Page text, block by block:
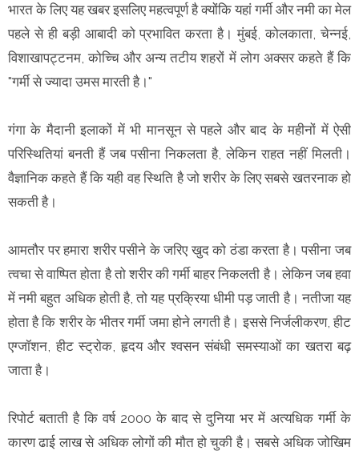
भारत के लिए यह खबर इसलिए महत्वपूर्ण है क्योंकि यहां गर्मी और नमी का मेल
पहले से ही बड़ी आबादी को प्रभावित करता है। मुंबई, कोलकाता, चेन्नई,
विशाखापट्टनम, कोच्चि और अन्य तटीय शहरों में लोग अक्सर कहते हैं कि
"गर्मी से ज्यादा उमस मारती है।"
गंगा के मैदानी इलाकों में भी मानसून से पहले और बाद के महीनों में ऐसी
परिस्थितियां बनती हैं जब पसीना निकलता है, लेकिन राहत नहीं मिलती।
वैज्ञानिक कहते हैं कि यही वह स्थिति है जो शरीर के लिए सबसे खतरनाक हो
सकती है।
आमतौर पर हमारा शरीर पसीने के जरिए खुद को ठंडा करता है। पसीना जब
त्वचा से वाष्पित होता है तो शरीर की गर्मी बाहर निकलती है। लेकिन जब हवा
में नमी बहुत अधिक होती है, तो यह प्रक्रिया धीमी पड़ जाती है। नतीजा यह
होता है कि शरीर के भीतर गर्मी जमा होने लगती है। इससे निर्जलीकरण, हीट
एग्जॉशन, हीट स्ट्रोक, हृदय और श्वसन संबंधी समस्याओं का खतरा बढ़
जाता है।
रिपोर्ट बताती है कि वर्ष 2000 के बाद से दुनिया भर में अत्यधिक गर्मी के
कारण ढाई लाख से अधिक लोगों की मौत हो चुकी है। सबसे अधिक जोखिम